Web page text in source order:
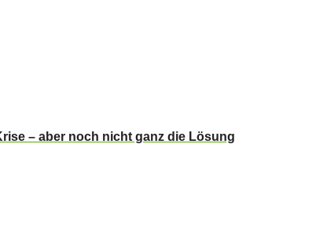
– aber noch nicht ganz die Lösung